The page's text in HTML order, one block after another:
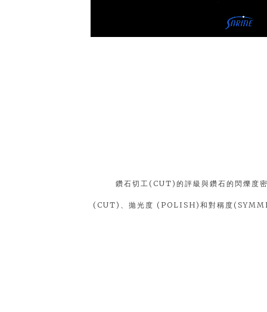
鑽石切工(CUT)的評級與鑽石的閃爍
(CUT)、拋光度 (POLISH)和對稱度